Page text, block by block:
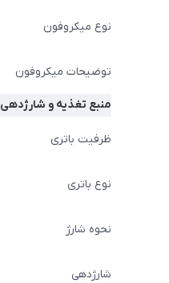
نوع میکروفون
توضیحات میکروفون
منبع تغذیه و شارژدهی
ظرفیت باتری
نوع باتری
نحوه شارژ
شارژدهی